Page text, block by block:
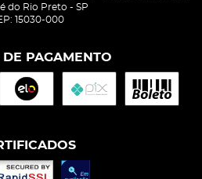
do Rio Preto - SP
15030-000
DE PAGAMENTO